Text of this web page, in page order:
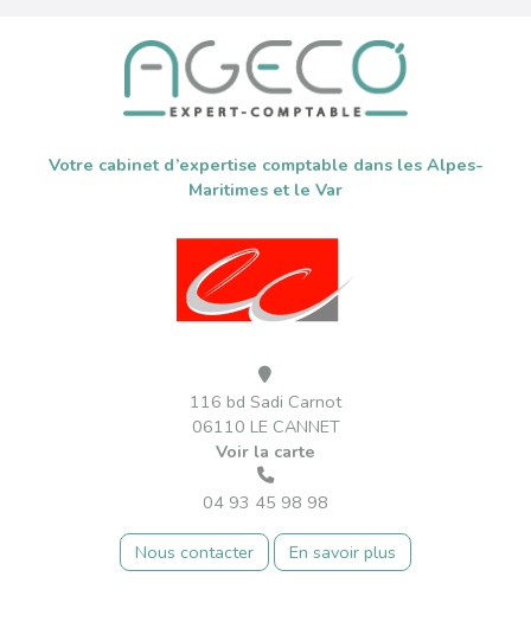
Votre cabinet d’expertise comptable dans les Alpes-
Maritimes et le Var
116 bd Sadi Carnot
06110 LE CANNET
Voir la carte
04 93 45 98 98
Nous contacter En savoir plus